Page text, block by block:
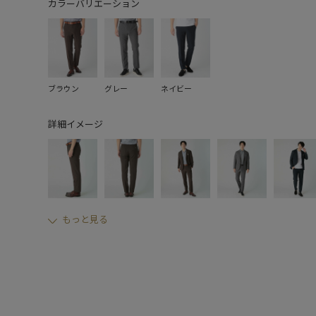
カラーバリエーション
ブラウン グレー ネイビー
詳細イメージ
もっと見る